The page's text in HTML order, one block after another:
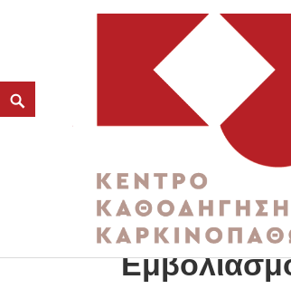
K3
ΚΕΝΤΡΟ ΚΑΘΟΔΗΓΗΣΗΣ